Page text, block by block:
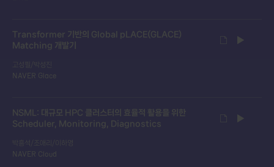
Transformer 기반의 Global pLACE(GLACE)
Matching 개발기
고성필/박성진
NAVER Glace
NSML: 대규모 HPC 클러스터의 효율적 활용을 위한
Scheduler, Monitoring, Diagnostics
박흥석/조애리/이하영
NAVER Cloud